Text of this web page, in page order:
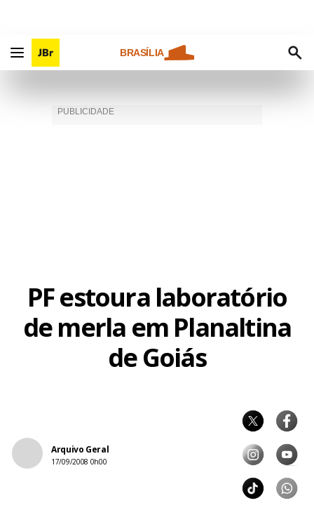
BRASÍLIA
PF estoura laboratório
de merla em Planaltina
de Goiás
Arquivo Geral
17/09/2008 0h00